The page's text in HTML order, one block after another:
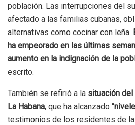
población. Las interrupciones del
afectado a las familias cubanas,
alternativas como cocinar con leña.
ha empeorado en las últimas
aumento en la indignación de la
escrito.
También se refirió a la situación
La Habana, que ha alcanzado “
testimonios de los residentes de la